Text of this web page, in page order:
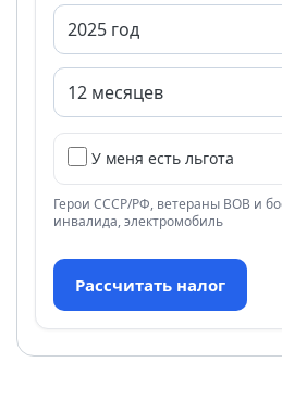
У меня есть льгота
Герои СССР/РФ, ветераны ВОВ и
инвалида, электромобиль
Рассчитать налог